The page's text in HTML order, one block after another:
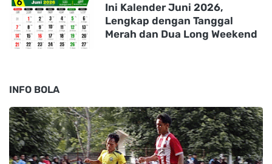
Ini Kalender Juni 2026,
Lengkap dengan Tanggal
Merah dan Dua Long Weekend
INFO BOLA